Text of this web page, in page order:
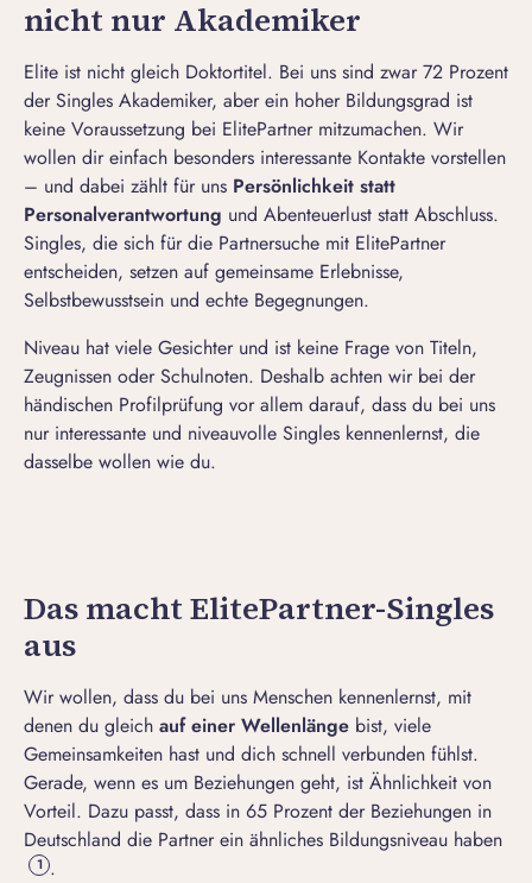
nicht nur Akademiker
Elite ist nicht gleich Doktortitel. Bei uns sind zwar 72 Prozent
der Singles Akademiker, aber ein hoher Bildungsgrad ist
keine Voraussetzung bei ElitePartner mitzumachen. Wir
wollen dir einfach besonders interessante Kontakte vorstellen
– und dabei zählt für uns Persönlichkeit statt
Personalverantwortung und Abenteuerlust statt Abschluss.
Singles, die sich für die Partnersuche mit ElitePartner
entscheiden, setzen auf gemeinsame Erlebnisse,
Selbstbewusstsein und echte Begegnungen.
Niveau hat viele Gesichter und ist keine Frage von Titeln,
Zeugnissen oder Schulnoten. Deshalb achten wir bei der
händischen Profilprüfung vor allem darauf, dass du bei uns
nur interessante und niveauvolle Singles kennenlernst, die
dasselbe wollen wie du.
Das macht ElitePartner-Singles
aus
Wir wollen, dass du bei uns Menschen kennenlernst, mit
denen du gleich auf einer Wellenlänge bist, viele
Gemeinsamkeiten hast und dich schnell verbunden fühlst.
Gerade, wenn es um Beziehungen geht, ist Ähnlichkeit von
Vorteil. Dazu passt, dass in 65 Prozent der Beziehungen in
Deutschland die Partner ein ähnliches Bildungsniveau haben
1 .